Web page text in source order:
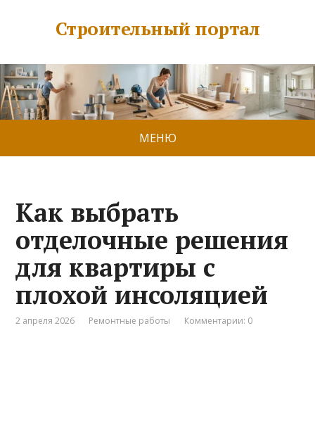
Строительный портал
МЕНЮ
Как выбрать
отделочные решения
для квартиры с
плохой инсоляцией
2 апреля 2026 Ремонтные работы Комментарии: 0